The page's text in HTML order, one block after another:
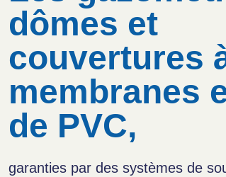
dômes et
couvertures
membranes
de PVC,
garanties par des systèmes de